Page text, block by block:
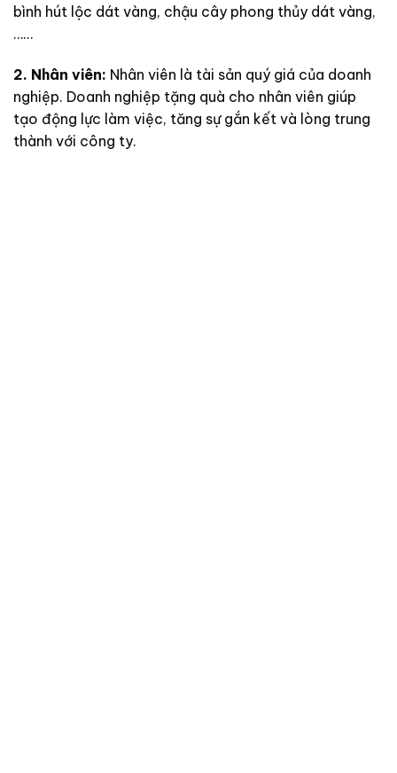
bình hút lộc dát vàng, chậu cây phong thủy dát vàng,
……
2. Nhân viên: Nhân viên là tài sản quý giá của doanh
nghiệp. Doanh nghiệp tặng quà cho nhân viên giúp
tạo động lực làm việc, tăng sự gắn kết và lòng trung
thành với công ty.